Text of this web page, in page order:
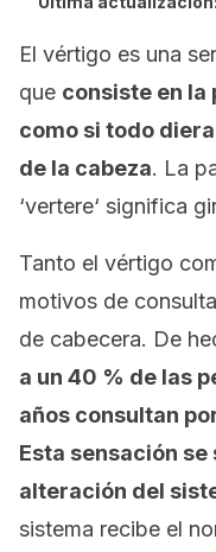
El vértigo es una
que consiste en la
como si todo
de la cabeza. La
‘vertere‘ significa
Tanto el vértigo
motivos de
de cabecera. De
a un 40 % de las
años consultan
Esta sensación
alteración del
sistema recibe el